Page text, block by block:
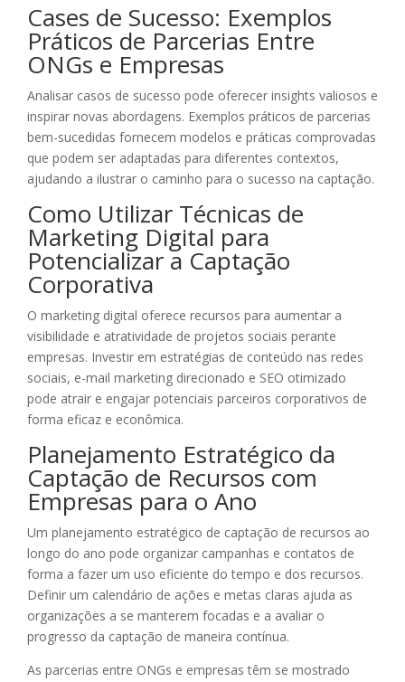
Cases de Sucesso: Exemplos
Práticos de Parcerias Entre
ONGs e Empresas
Analisar casos de sucesso pode oferecer insights valiosos e
inspirar novas abordagens. Exemplos práticos de parcerias
bem-sucedidas fornecem modelos e práticas comprovadas
que podem ser adaptadas para diferentes contextos,
ajudando a ilustrar o caminho para o sucesso na captação.
Como Utilizar Técnicas de
Marketing Digital para
Potencializar a Captação
Corporativa
O marketing digital oferece recursos para aumentar a
visibilidade e atratividade de projetos sociais perante
empresas. Investir em estratégias de conteúdo nas redes
sociais, e-mail marketing direcionado e SEO otimizado
pode atrair e engajar potenciais parceiros corporativos de
forma eficaz e econômica.
Planejamento Estratégico da
Captação de Recursos com
Empresas para o Ano
Um planejamento estratégico de captação de recursos ao
longo do ano pode organizar campanhas e contatos de
forma a fazer um uso eficiente do tempo e dos recursos.
Definir um calendário de ações e metas claras ajuda as
organizações a se manterem focadas e a avaliar o
progresso da captação de maneira contínua.
As parcerias entre ONGs e empresas têm se mostrado